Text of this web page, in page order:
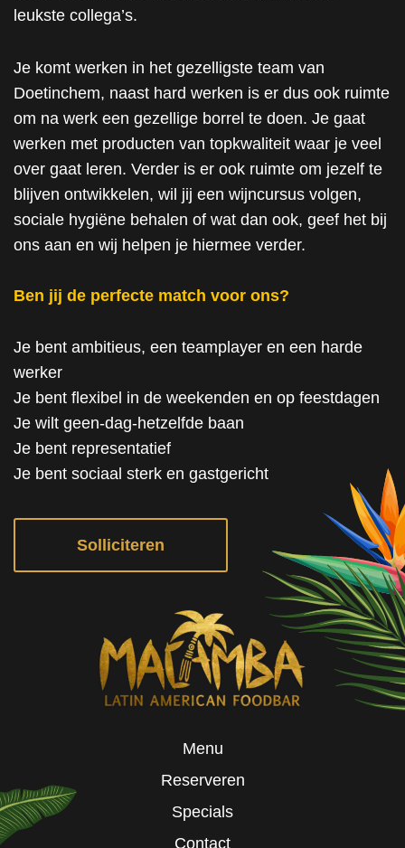
leukste collega’s.
Je komt werken in het gezelligste team van
Doetinchem, naast hard werken is er dus ook ruimte
om na werk een gezellige borrel te doen. Je gaat
werken met producten van topkwaliteit waar je veel
over gaat leren. Verder is er ook ruimte om jezelf te
blijven ontwikkelen, wil jij een wijncursus volgen,
sociale hygiëne behalen of wat dan ook, geef het bij
ons aan en wij helpen je hiermee verder.
Ben jij de perfecte match voor ons?
Je bent ambitieus, een teamplayer en een harde
werker
Je bent flexibel in de weekenden en op feestdagen
Je wilt geen-dag-hetzelfde baan
Je bent representatief
Je bent sociaal sterk en gastgericht
Solliciteren
Menu
Reserveren
Specials
Contact